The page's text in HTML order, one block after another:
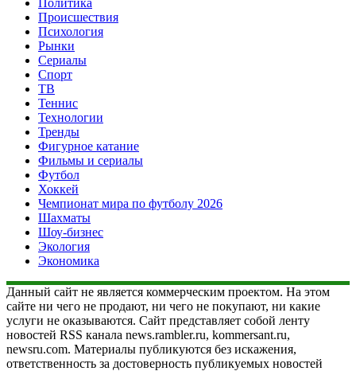
Происшествия
Психология
Рынки
Сериалы
Спорт
ТВ
Теннис
Технологии
Тренды
Фигурное катание
Фильмы и сериалы
Футбол
Хоккей
Чемпионат мира по футболу 2026
Шахматы
Шоу-бизнес
Экология
Экономика
Данный сайт не является коммерческим проектом. На этом
сайте ни чего не продают, ни чего не покупают, ни какие
услуги не оказываются. Сайт представляет собой ленту
новостей RSS канала news.rambler.ru, kommersant.ru,
newsru.com. Материалы публикуются без искажения,
ответственность за достоверность публикуемых новостей